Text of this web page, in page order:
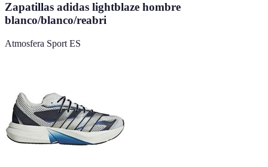
Zapatillas adidas lightblaze hombre
blanco/blanco/reabri
Atmosfera Sport ES